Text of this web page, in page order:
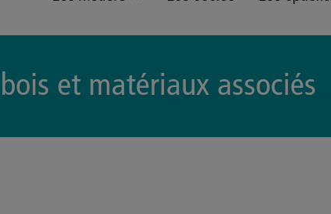
et matériaux associés